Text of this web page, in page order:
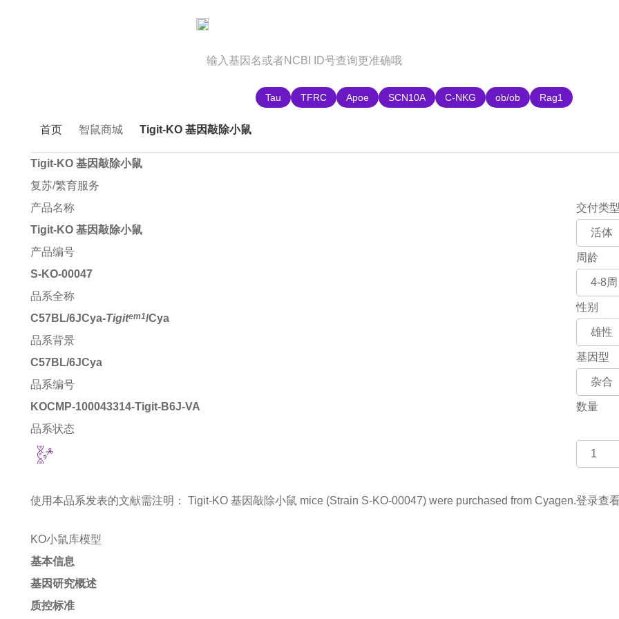
Tau TFRC Apoe SCN10A C-NKG ob/ob Rag1
首页 智鼠商城 Tigit-KO 基因敲除小鼠
Tigit-KO 基因敲除小鼠
复苏/繁育服务
产品名称
Tigit-KO 基因敲除小鼠
产品编号
S-KO-00047
品系全称
C57BL/6JCya-Tigitem1/Cya
品系背景
C57BL/6JCya
品系编号
KOCMP-100043314-Tigit-B6J-VA
品系状态
使用本品系发表的文献需注明： Tigit-KO 基因敲除小鼠 mice (Strain S-KO-00047) were purchased from Cyagen.
交付类型
周龄
性别
基因型
数量
登录查
KO小鼠库模型
基本信息
基因研究概述
质控标准